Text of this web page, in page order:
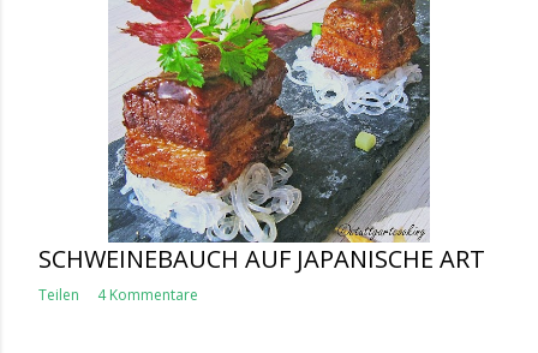
SCHWEINEBAUCH AUF JAPANISCHE ART
Teilen 4 Kommentare